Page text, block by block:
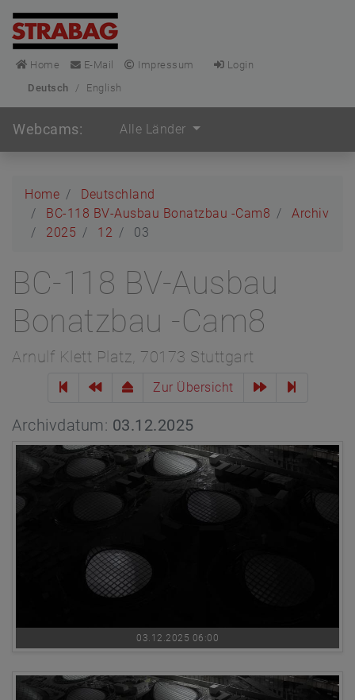
Home E-Mail Impressum
Login
Deutsch
/ English
Webcams: Alle Länder
Home
Deutschland
BC-118 BV-Ausbau Bonatzbau -Cam8
Archiv
2025
12 03
BC-118 BV-Ausbau
Bonatzbau -Cam8
Arnulf Klett Platz, 70173 Stuttgart
Zur Übersicht
Archivdatum: 03.12.2025
03.12.2025 06:00